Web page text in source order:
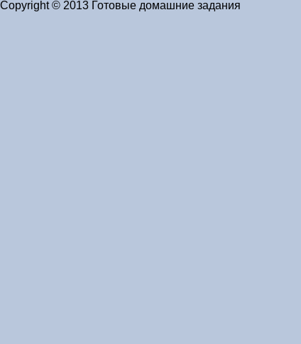
Copyright © 2013 Готовые домашние задания